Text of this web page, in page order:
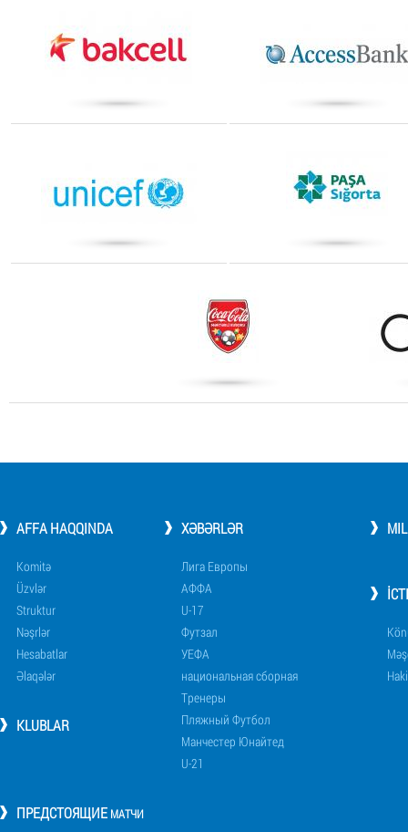
AFFA HAQQINDA
Komitə
Üzvlər
Struktur
Nəşrlər
Hesabatlar
Əlaqələr
KLUBLAR
XƏBƏRLƏR
Лига Европы
АФФА
U-17
Футзал
УЕФА
национальная сборная
Тренеры
Пляжный Футбол
Манчестер Юнайтед
U-21
ПРЕДСТОЯЩИЕ МАТЧИ